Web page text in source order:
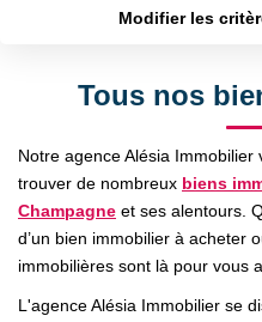
Qui
Modifier les
Type de bien
Créer une alerte
Tous nos
Notre agence Alésia
trouver de nombreux biens
Champagne et ses alentours.
d’un bien immobilier à acheter
immobilières sont là pour vous
L'agence Alésia Immobilier se